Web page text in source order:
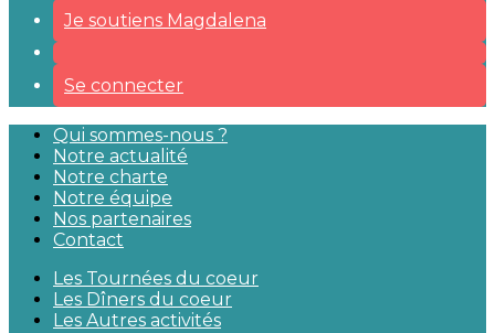
Je soutiens Magdalena
Se connecter
Qui sommes-nous ?
Notre actualité
Notre charte
Notre équipe
Nos partenaires
Contact
Les Tournées du coeur
Les Dîners du coeur
Les Autres activités